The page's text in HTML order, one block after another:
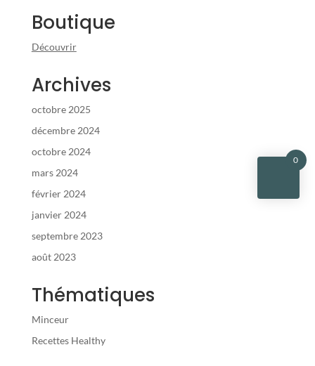
Boutique
Découvrir
Archives
octobre 2025
décembre 2024
octobre 2024
mars 2024
février 2024
janvier 2024
septembre 2023
août 2023
Thématiques
Minceur
Recettes Healthy
0